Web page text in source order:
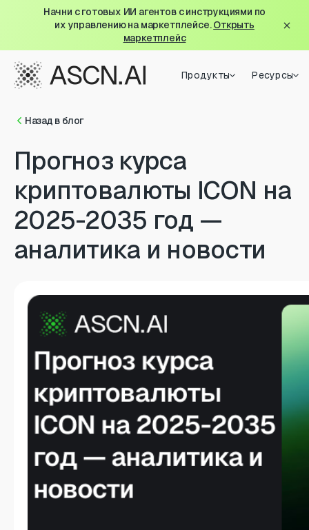
Начни с готовых ИИ агентов с инструкциями по
их управлению на маркетплейсе.Открыть
маркетплейс
Продукты Ресурсы
Назад в блог
Прогноз курса
криптовалюты ICON на
2025-2035 год —
аналитика и новости